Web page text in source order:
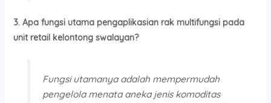
3. Apa fungsi utama pengaplikasian rak multifungsi pada
unit retail kelontong swalayan?
Fungsi utamanya adalah mempermudah
pengelola menata aneka jenis komoditas